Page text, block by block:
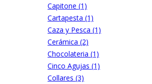
Capitone (1)
Cartapesta (1)
Caza y Pesca (1)
Cerámica (2)
Chocolateria (1)
Cinco Agujas (1)
Collares (3)